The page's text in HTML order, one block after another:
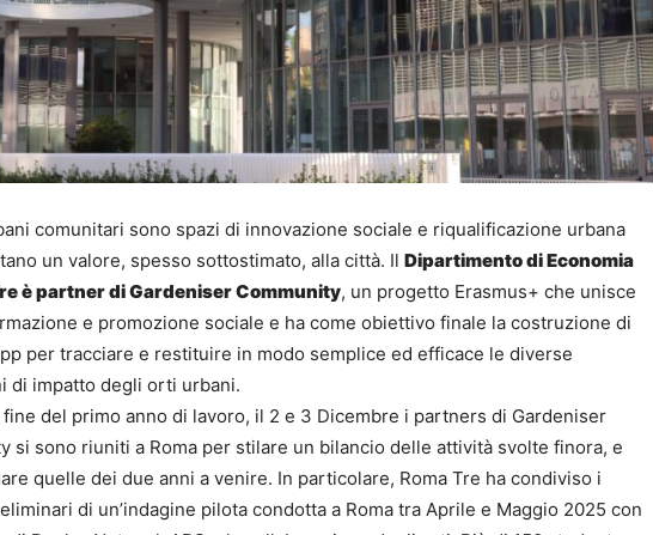
comunitari sono spazi di innovazione sociale e riqualificazione urbana
un valore, spesso sottostimato, alla città. Il Dipartimento di Economia
è partner di Gardeniser Community, un progetto Erasmus+ che unisce
e promozione sociale e ha come obiettivo finale la costruzione di
per tracciare e restituire in modo semplice ed efficace le diverse
di impatto degli orti urbani.
fine del primo anno di lavoro, il 2 e 3 Dicembre i partners di Gardeniser
si sono riuniti a Roma per stilare un bilancio delle attività svolte finora, e
quelle dei due anni a venire. In particolare, Roma Tre ha condiviso i
di un’indagine pilota condotta a Roma tra Aprile e Maggio 2025 con